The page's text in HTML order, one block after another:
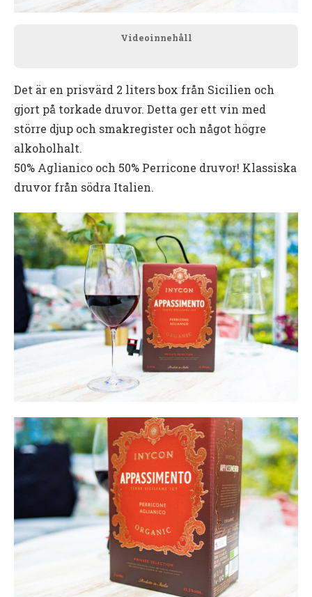
Videoinnehåll
Det är en prisvärd 2 liters box från Sicilien och
gjort på torkade druvor. Detta ger ett vin med
större djup och smakregister och något högre
alkoholhalt.
50% Aglianico och 50% Perricone druvor! Klassiska
druvor från södra Italien.